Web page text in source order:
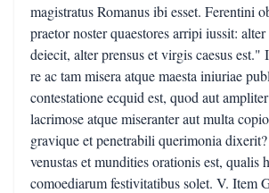
magistratus Romanus ibi esset. Ferentini
praetor noster quaestores arripi iussit:
deiecit, alter prensus et virgis caesus est."
re ac tam misera atque maesta iniuriae
contestatione ecquid est, quod aut
lacrimose atque miseranter aut multa
gravique et penetrabili querimonia
venustas et mundities orationis est, qualis
comoediarum festivitatibus solet. V. Item